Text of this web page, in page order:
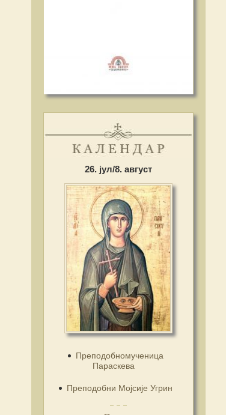
26. јул/8. август
Преподобномученица
Параскева
Преподобни Мојсије Угрин